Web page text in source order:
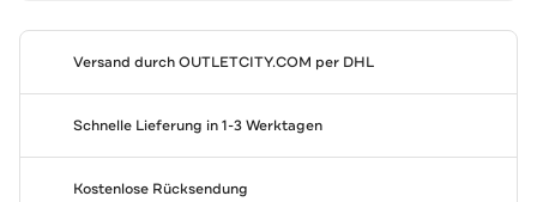
Versand durchOUTLETCITY.COM per DHL
Schnelle Lieferung in 1-3 Werktagen
Kostenlose Rücksendung